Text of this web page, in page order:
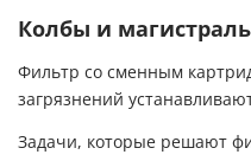
Колбы и
Фильтр со сменным
загрязнений
Задачи, которые решают